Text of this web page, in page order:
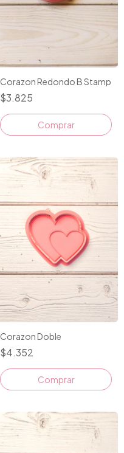
Corazon Redondo B Stamp
$3.825
Comprar
Corazon Doble
$4.352
Comprar